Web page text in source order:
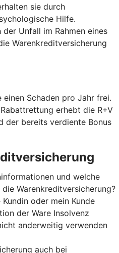
sie durch
Hilfe.
Unfall im Rahmen eines
Warenkreditversicherung
Schaden pro Jahr frei.
erhebt die R+V
der bereits verdiente Bonus
und welche
Warenkreditversicherung?
oder mein Kunde
der Ware Insolvenz
anderweitig verwenden
auch bei